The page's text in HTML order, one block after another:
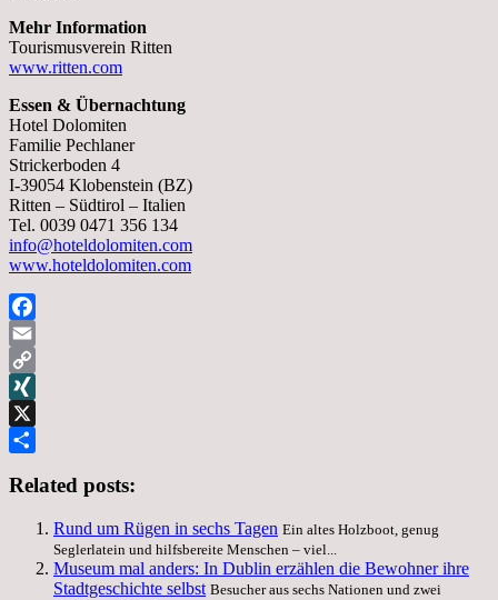
Mehr Information
Tourismusverein Ritten
www.ritten.com
Essen & Übernachtung
Hotel Dolomiten
Familie Pechlaner
Strickerboden 4
I-39054 Klobenstein (BZ)
Ritten – Südtirol – Italien
Tel. 0039 0471 356 134
info@hoteldolomiten.com
www.hoteldolomiten.com
Facebook
Email
Copy
Link
XING
X
Related posts:
Rund um Rügen in sechs Tagen Ein altes Holzboot, genug
Seglerlatein und hilfsbereite Menschen – viel...
Museum mal anders: In Dublin erzählen die Bewohner ihre
Stadtgeschichte selbst Besucher aus sechs Nationen und zwei